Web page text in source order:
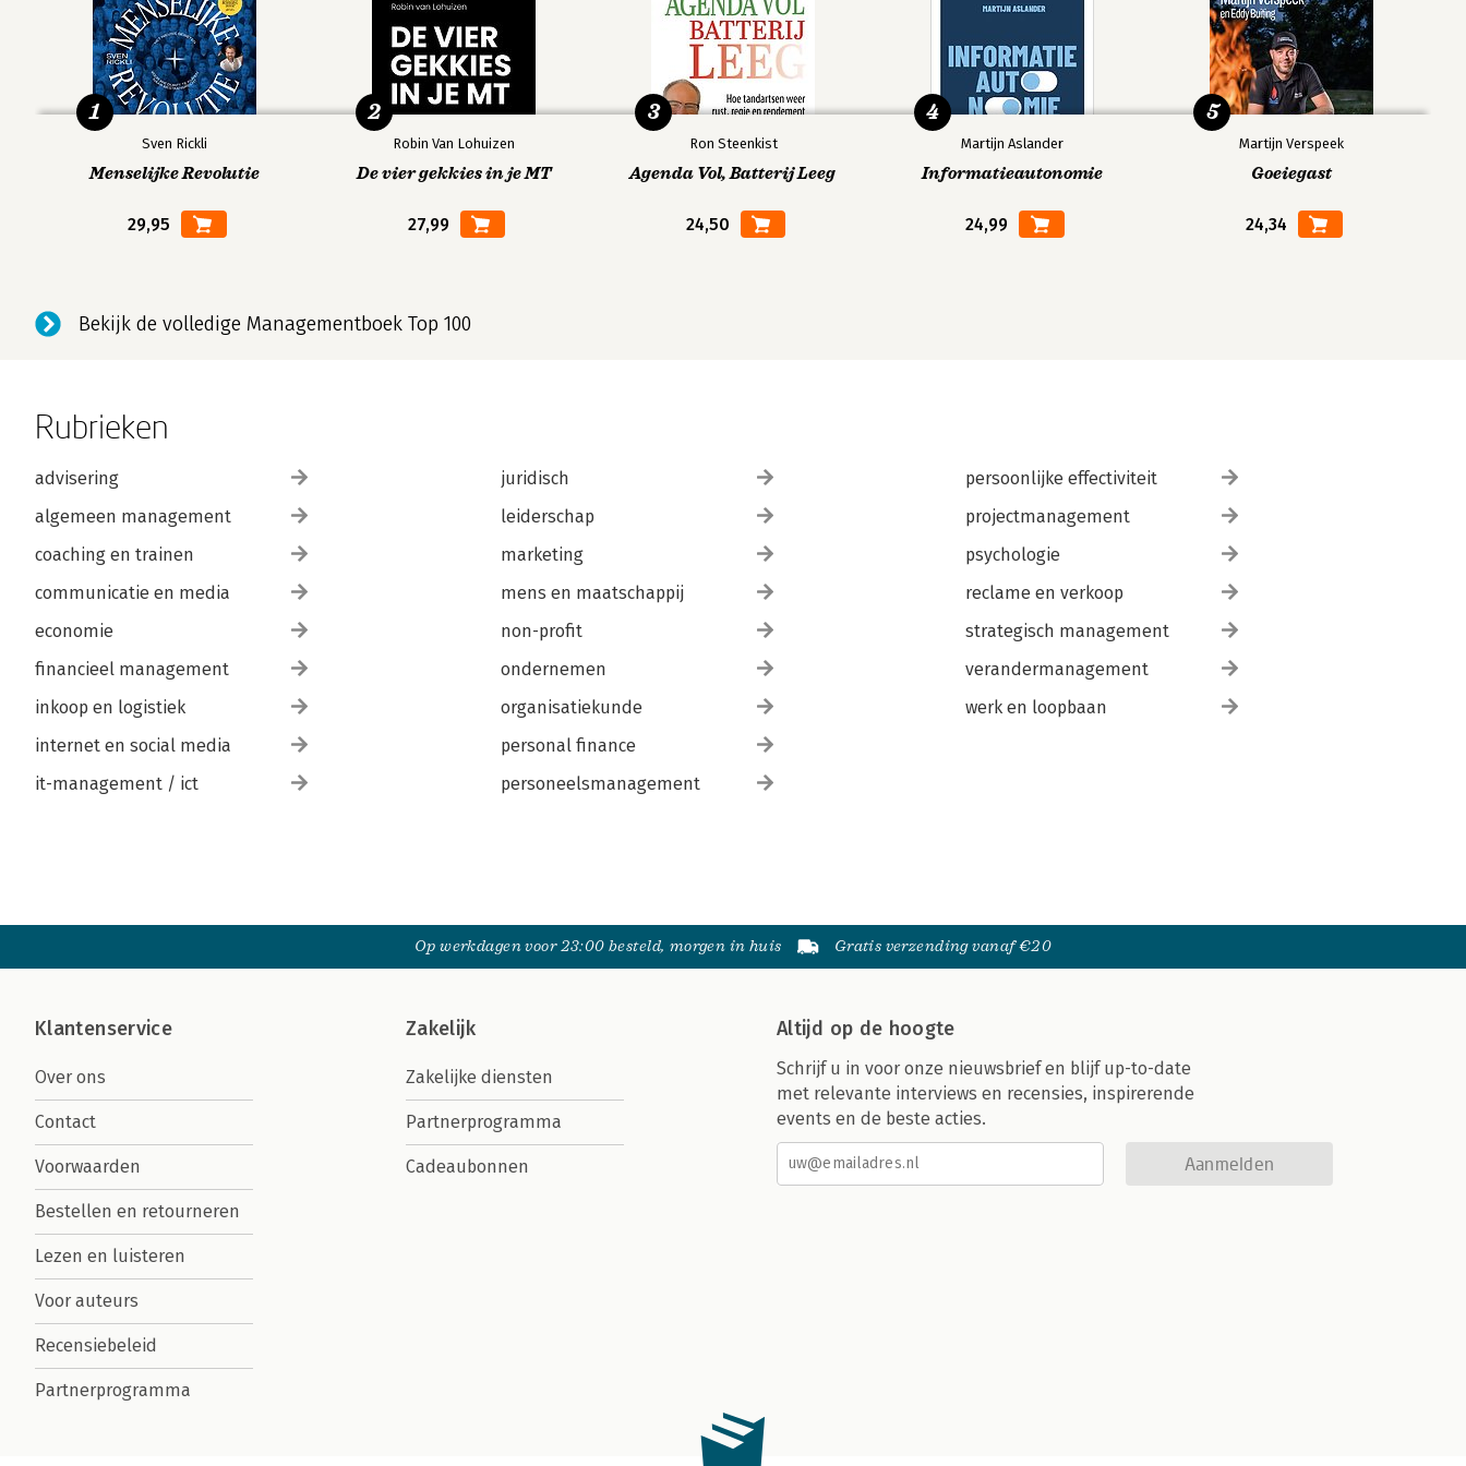
Sven Rickli
Menselijke Revolutie
29,95
1
Robin Van Lohuizen
De vier gekkies in je MT
27,99
2
Ron Steenkist
Agenda Vol, Batterij Leeg
24,50
3
Martijn Aslander
Informatieautonomie
24,99
4
Martijn Verspeek
Goeiegast
24,34
5
Bekijk de volledige Managementboek Top 100
Rubrieken
advisering
algemeen management
coaching en trainen
communicatie en media
economie
financieel management
inkoop en logistiek
internet en social media
it-management / ict
juridisch
leiderschap
marketing
mens en maatschappij
non-profit
ondernemen
organisatiekunde
personal finance
personeelsmanagement
persoonlijke effectiviteit
projectmanagement
psychologie
reclame en verkoop
strategisch management
verandermanagement
werk en loopbaan
Op werkdagen voor 23:00 besteld, morgen in huis Gratis verzending vanaf €20
Klantenservice
Over ons
Contact
Voorwaarden
Bestellen en retourneren
Lezen en luisteren
Voor auteurs
Recensiebeleid
Partnerprogramma
Zakelijk
Zakelijke diensten
Partnerprogramma
Cadeaubonnen
Altijd op de hoogte
Schrijf u in voor onze nieuwsbrief en blijf up-to-date
met relevante interviews en recensies, inspirerende
events en de beste acties.
Aanmelden